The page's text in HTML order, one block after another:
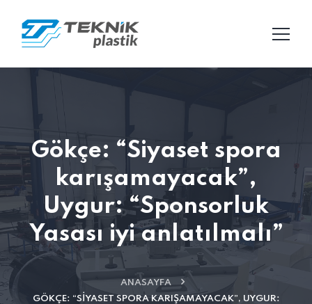
Gökçe: “Siyaset spora
karışamayacak”,
Uygur: “Sponsorluk
Yasası iyi anlatılmalı”
ANASAYFA
GÖKÇE: “SIYASET SPORA KARIŞAMAYACAK”, UYGUR: